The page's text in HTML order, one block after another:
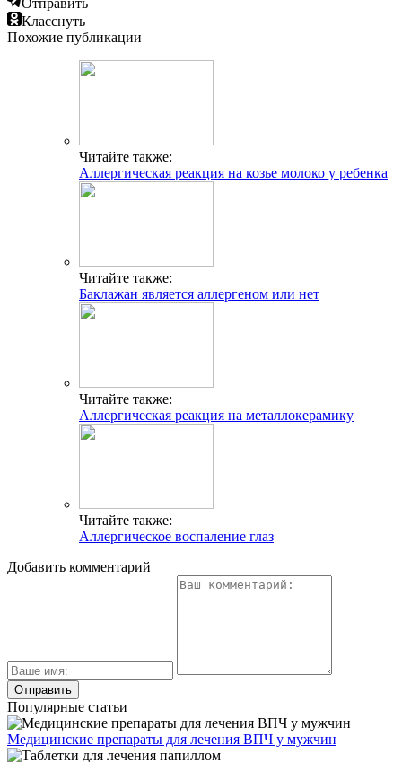
Класснуть
Похожие публикации
Читайте также:
Аллергическая реакция на козье молоко у ребенка
Читайте также:
Баклажан является аллергеном или нет
Читайте также:
Аллергическая реакция на металлокерамику
Читайте также:
Аллергическое воспаление глаз
Добавить комментарий
Популярные статьи
Медицинские препараты для лечения ВПЧ у мужчин